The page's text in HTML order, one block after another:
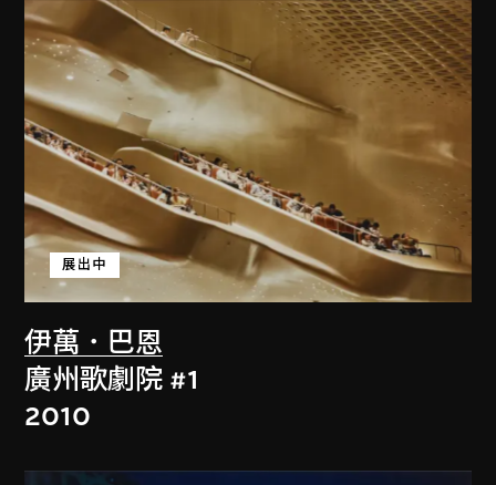
伊萬．巴恩
展出中
廣州歌劇院 #1
2010